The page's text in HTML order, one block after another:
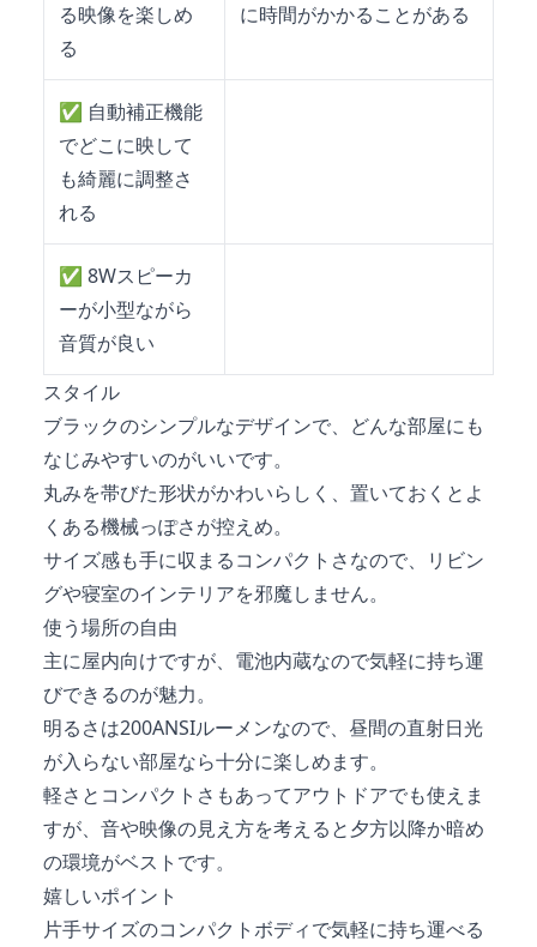
る映像を楽しめ
る
に時間がかかることがある
✅ 自動補正機能
でどこに映して
も綺麗に調整さ
れる
✅ 8Wスピーカ
ーが小型ながら
音質が良い
スタイル
ブラックのシンプルなデザインで、どんな部屋にも
なじみやすいのがいいです。
丸みを帯びた形状がかわいらしく、置いておくとよ
くある機械っぽさが控えめ。
サイズ感も手に収まるコンパクトさなので、リビン
グや寝室のインテリアを邪魔しません。
使う場所の自由
主に屋内向けですが、電池内蔵なので気軽に持ち運
びできるのが魅力。
明るさは200ANSIルーメンなので、昼間の直射日光
が入らない部屋なら十分に楽しめます。
軽さとコンパクトさもあってアウトドアでも使えま
すが、音や映像の見え方を考えると夕方以降か暗め
の環境がベストです。
嬉しいポイント
片手サイズのコンパクトボディで気軽に持ち運べる